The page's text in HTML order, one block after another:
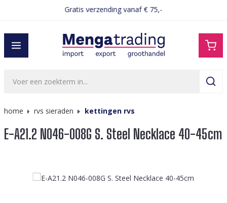
Gratis verzending vanaf € 75,-
home rvs sieraden kettingen rvs
E-A21.2 N046-008G S. Steel Necklace 40-45cm
Afbeeldingengalerij overslaan